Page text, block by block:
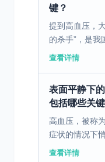
键？
提到高血压，
的杀手”，是我
只知其名，却
查看详情
表面平静下
包括哪些关
高血压，被称
症状的情况下
城市化和工业
查看详情